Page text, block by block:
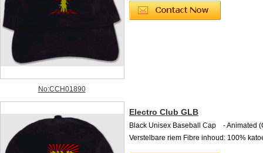
No:CCH01890
Electro Club GLB
Black Unisex Baseball Cap - Animated
Verstelbare riem Fibre inhoud: 100%